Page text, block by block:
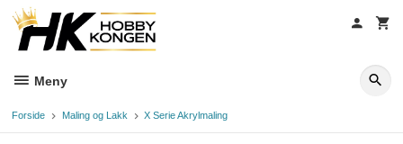
innholdet
Meny
Forside Maling og Lakk X Serie Akrylmaling